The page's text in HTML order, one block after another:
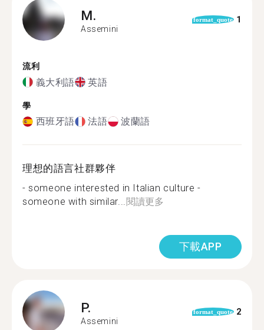
M.
Assemini
format_quote 1
流利
義大利語 英語
學
西班牙語 法語 波蘭語
理想的語言社群夥伴
- someone interested in Italian culture -
someone with similar...閱讀更多
下載APP
P.
Assemini
format_quote 2